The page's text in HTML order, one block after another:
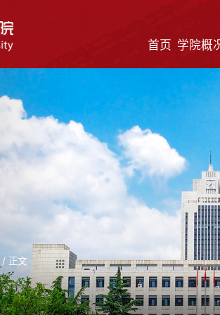
首页 学院概
/ 正文